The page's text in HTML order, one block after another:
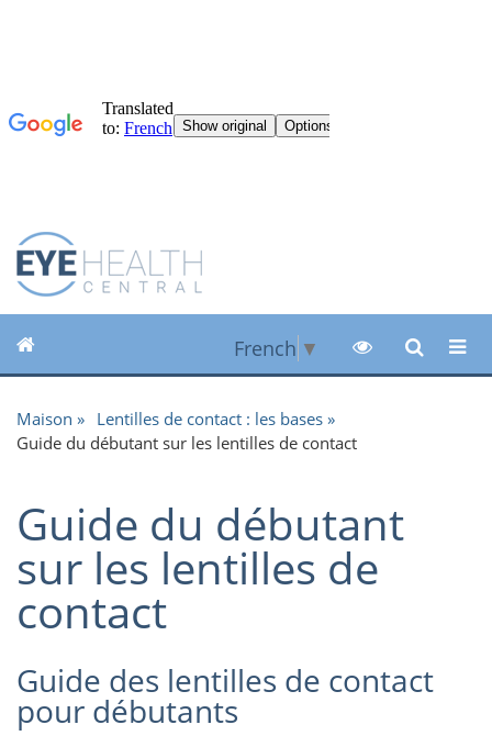
French ▼
Maison
Lentilles de contact : les bases
Guide du débutant sur les lentilles de contact
Guide du débutant
sur les lentilles de
contact
Guide des lentilles de contact
pour débutants